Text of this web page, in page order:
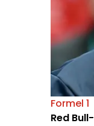
Formel 1
Red